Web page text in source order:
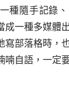
種隨手記錄
成一種多媒體
寫部落格時，
喃自語，一定